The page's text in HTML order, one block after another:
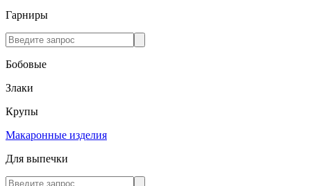
Гарниры
Бобовые
Злаки
Крупы
Макаронные изделия
Для выпечки